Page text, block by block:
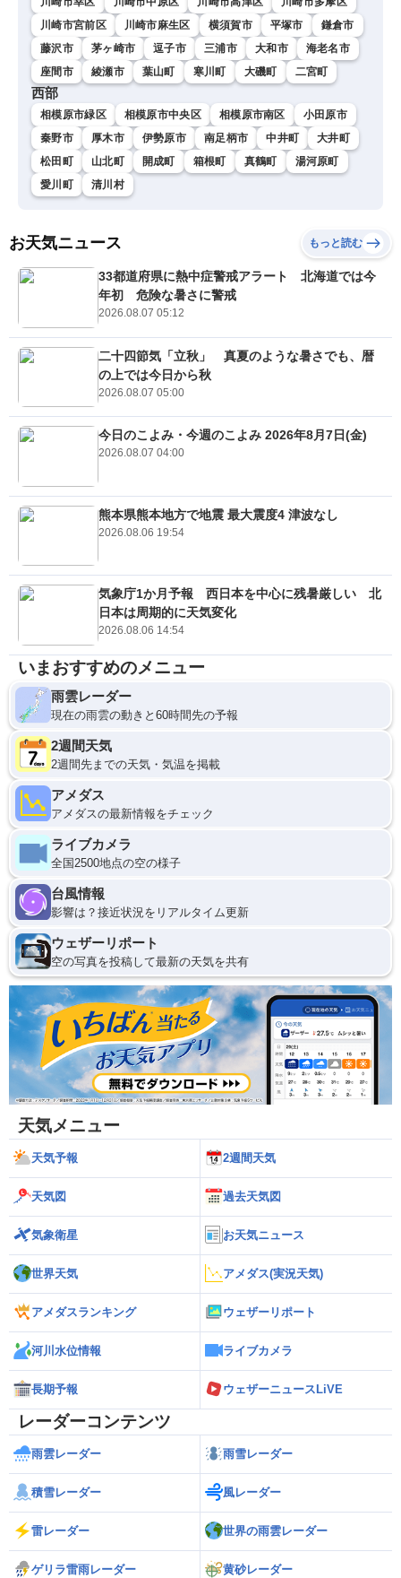
川崎市宮前区
川崎市麻生区 横須賀市 平塚市
鎌倉市
藤沢市
茅ヶ崎市 逗子市 三浦市 大和市
海老名市
座間市
綾瀬市 葉山町 寒川町 大磯町 二宮町
西部
相模原市緑区 相模原市中央区 相模原市南区
小田原市
秦野市
厚木市 伊勢原市 南足柄市 中井町
大井町
松田町
山北町 開成町 箱根町 真鶴町
湯河原町
愛川町
清川村
お天気ニュース もっと読む
33都道府県に熱中症警戒アラート 北海道では今
年初 危険な暑さに警戒
2026.08.07 05:12
二十四節気「立秋」 真夏のような暑さでも、暦
の上では今日から秋
2026.08.07 05:00
今日のこよみ・今週のこよみ 2026年8月7日(金)
2026.08.07 04:00
熊本県熊本地方で地震 最大震度4 津波なし
2026.08.06 19:54
気象庁1か月予報 西日本を中心に残暑厳しい 北
日本は周期的に天気変化
2026.08.06 14:54
いまおすすめのメニュー
雨雲レーダー
現在の雨雲の動きと60時間先の予報
2週間天気
2週間先までの天気・気温を掲載
アメダス
アメダスの最新情報をチェック
ライブカメラ
全国2500地点の空の様子
台風情報
影響は？接近状況をリアルタイム更新
ウェザーリポート
空の写真を投稿して最新の天気を共有
天気メニュー
天気予報 2週間天気
天気図 過去天気図
気象衛星 お天気ニュース
世界天気 アメダス(実況天気)
アメダスランキング ウェザーリポート
河川水位情報 ライブカメラ
長期予報 ウェザーニュースLiVE
レーダーコンテンツ
雨雲レーダー 雨雪レーダー
積雪レーダー 風レーダー
雷レーダー 世界の雨雲レーダー
ゲリラ雷雨レーダー 黄砂レーダー